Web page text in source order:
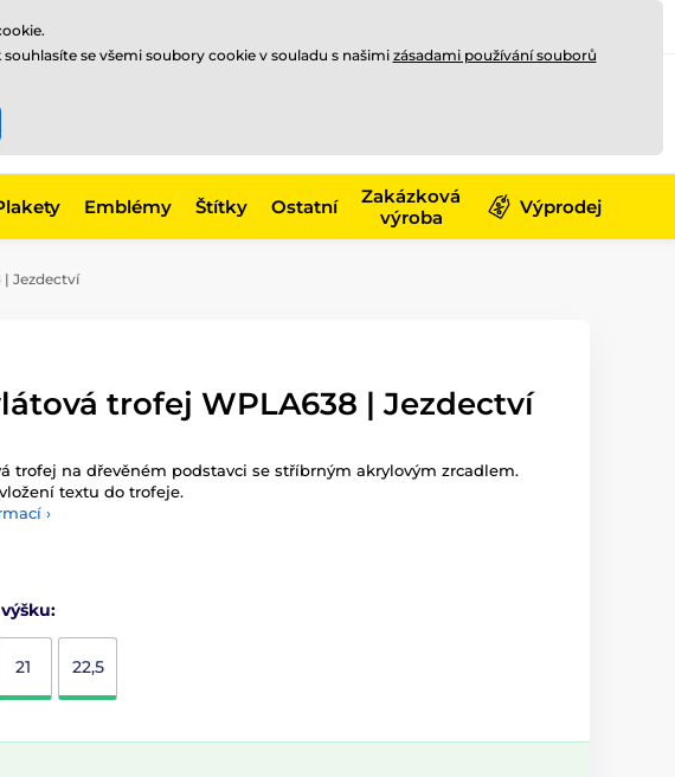
Emblémy Štítky Ostatní
Zakázková
výroba
Výprodej
Jezdectví
trofej WPLA638 | Jezdectví
trofej na dřevěném podstavci se stříbrným akrylovým zrcadlem.
textu do trofeje.
›
21 22,5
se všemi soubory cookie v souladu s našimi zásadami používání souborů